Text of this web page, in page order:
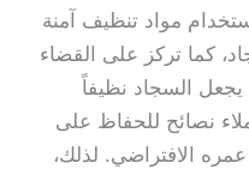
مواد تنظيف آمنة
كما تركز على القضاء
يجعل السجاد نظيفاً
نصائح للحفاظ على
الافتراضي. لذلك،